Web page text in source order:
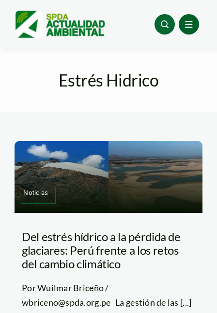
content
Estrés Hidrico
Noticias
Del estrés hídrico a la pérdida de
glaciares: Perú frente a los retos
del cambio climático
Por Wuilmar Briceño /
wbriceno@spda.org.pe La gestión de las [...]